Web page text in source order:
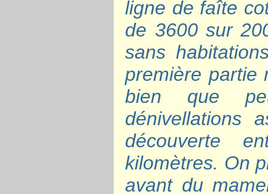
ligne de faîte
de 3600 sur
sans
première partie
bien que
dénivellations
découverte
kilomètres. On
avant du